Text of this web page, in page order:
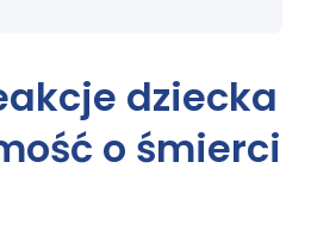
dziecka
o śmierci